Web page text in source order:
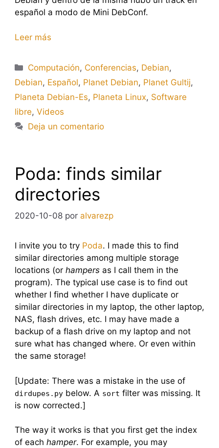
español a modo de Mini DebConf.
Leer más
Categorías
Computación, Conferencias, Debian,
Debian, Español, Planet Debian, Planet Gultij,
Planeta Debian-Es, Planeta Linux, Software
libre, Videos
Deja un comentario
Poda: finds similar
directories
2020-10-08 por alvarezp
I invite you to try Poda. I made this to find
similar directories among multiple storage
locations (or hampers as I call them in the
program). The typical use case is to find out
whether I find whether I have duplicate or
similar directories in my laptop, the other laptop,
NAS, flash drives, etc. I may have made a
backup of a flash drive on my laptop and not
sure what has changed where. Or even within
the same storage!
[Update: There was a mistake in the use of
dirdupes.py below. A sort filter was missing. It
is now corrected.]
The way it works is that you first get the index
of each hamper. For example, you may